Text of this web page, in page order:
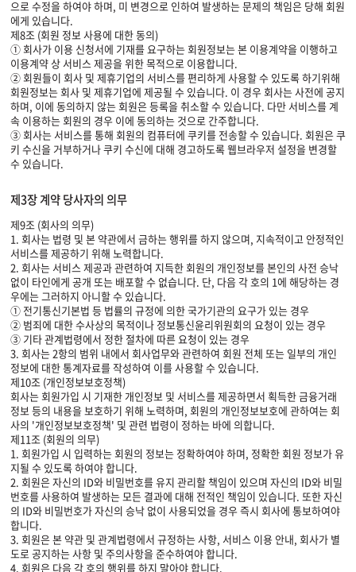
으로 수정을 하여야 하며, 미 변경으로 인하여 발생하는 문제의 책임은 당해 회원
에게 있습니다.
제8조 (회원 정보 사용에 대한 동의)
① 회사가 이용 신청서에 기재를 요구하는 회원정보는 본 이용계약을 이행하고
이용계약 상 서비스 제공을 위한 목적으로 이용합니다.
② 회원들이 회사 및 제휴기업의 서비스를 편리하게 사용할 수 있도록 하기위해
회원정보는 회사 및 제휴기업에 제공될 수 있습니다. 이 경우 회사는 사전에 공지
하며, 이에 동의하지 않는 회원은 등록을 취소할 수 있습니다. 다만 서비스를 계
속 이용하는 회원의 경우 이에 동의하는 것으로 간주합니다.
③ 회사는 서비스를 통해 회원의 컴퓨터에 쿠키를 전송할 수 있습니다. 회원은 쿠
키 수신을 거부하거나 쿠키 수신에 대해 경고하도록 웹브라우저 설정을 변경할
수 있습니다.
제3장 계약 당사자의 의무
제9조 (회사의 의무)
1. 회사는 법령 및 본 약관에서 금하는 행위를 하지 않으며, 지속적이고 안정적인
서비스를 제공하기 위해 노력합니다.
2. 회사는 서비스 제공과 관련하여 지득한 회원의 개인정보를 본인의 사전 승낙
없이 타인에게 공개 또는 배포할 수 없습니다. 단, 다음 각 호의 1에 해당하는 경
우에는 그러하지 아니할 수 있습니다.
① 전기통신기본법 등 법률의 규정에 의한 국가기관의 요구가 있는 경우
② 범죄에 대한 수사상의 목적이나 정보통신윤리위원회의 요청이 있는 경우
③ 기타 관계법령에서 정한 절차에 따른 요청이 있는 경우
3. 회사는 2항의 범위 내에서 회사업무와 관련하여 회원 전체 또는 일부의 개인
정보에 대한 통계자료를 작성하여 이를 사용할 수 있습니다.
제10조 (개인정보보호정책)
회사는 회원가입 시 기재한 개인정보 및 서비스를 제공하면서 획득한 금융거래
정보 등의 내용을 보호하기 위해 노력하며, 회원의 개인정보보호에 관하여는 회
사의 '개인정보보호정책' 및 관련 법령이 정하는 바에 의합니다.
제11조 (회원의 의무)
1. 회원가입 시 입력하는 회원의 정보는 정확하여야 하며, 정확한 회원 정보가 유
지될 수 있도록 하여야 합니다.
2. 회원은 자신의 ID와 비밀번호를 유지 관리할 책임이 있으며 자신의 ID와 비밀
번호를 사용하여 발생하는 모든 결과에 대해 전적인 책임이 있습니다. 또한 자신
의 ID와 비밀번호가 자신의 승낙 없이 사용되었을 경우 즉시 회사에 통보하여야
합니다.
3. 회원은 본 약관 및 관계법령에서 규정하는 사항, 서비스 이용 안내, 회사가 별
도로 공지하는 사항 및 주의사항을 준수하여야 합니다.
4. 회원은 다음 각 호의 행위를 하지 말아야 합니다.